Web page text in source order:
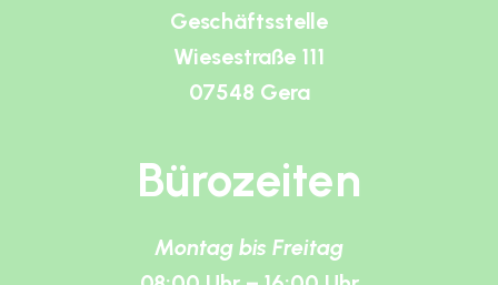
Geschäftsstelle
Wiesestraße 111
07548 Gera
Bürozeiten
Montag bis Freitag